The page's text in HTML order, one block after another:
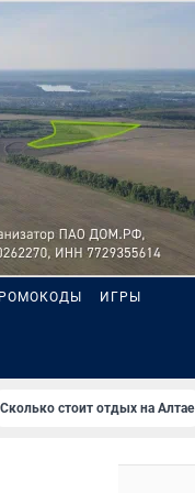
ИГРЫ
Сколько стоит отдых на Алтае